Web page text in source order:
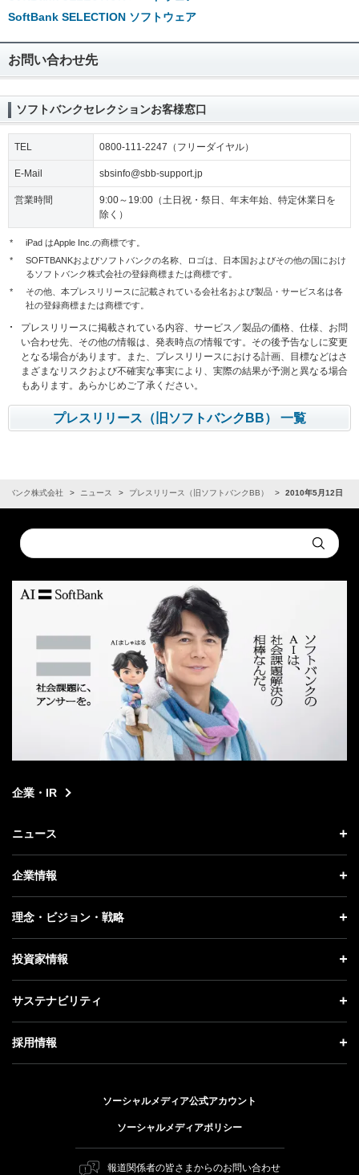
SoftBank SELECTION ソフトウェア
お問い合わせ先
ソフトバンクセレクションお客様窓口
TEL 0800-111-2247（フリーダイヤル）
E-Mail sbsinfo@sbb-support.jp
営業時間
9:00～19:00（土日祝・祭日、年末年始、特定休業日を
除く）
*
iPad はApple Inc.の商標です。
*
SOFTBANKおよびソフトバンクの名称、ロゴは、日本国およびその他の国におけ
るソフトバンク株式会社の登録商標または商標です。
*
その他、本プレスリリースに記載されている会社名および製品・サービス名は各
社の登録商標または商標です。
プレスリリースに掲載されている内容、サービス／製品の価格、仕様、お問
い合わせ先、その他の情報は、発表時点の情報です。その後予告なしに変更
となる場合があります。また、プレスリリースにおける計画、目標などはさ
まざまなリスクおよび不確実な事実により、実際の結果が予測と異なる場合
もあります。あらかじめご了承ください。
プレスリリース（旧ソフトバンクBB） 一覧
バンク株式会社 ニュース プレスリリース（旧ソフトバンクBB） 2010年5月12日
Conduct
a
Submit
企業・IR
ニュース
ニュース トップ
プレスリリース
更新情報
記者説明会
企業情報
企業情報 トップ
社長メッセージ
事業紹介
ガバナンス
理念・ビジョン・戦略
理念・ビジョン・戦略 トップ
成長戦略「Activate AI for Society」
人材戦略
投資家情報
投資家情報 トップ
経営方針
個人投資家の皆さまへ
株式と社債について
サステナビリティ
サステナビリティ トップ
トップメッセージ
ESG方針・体制
マテリアリティ（重要課題）
採用情報
ソーシャルメディア公式アカウント
ソーシャルメディアポリシー
報道関係者の皆さまからのお問い合わせ